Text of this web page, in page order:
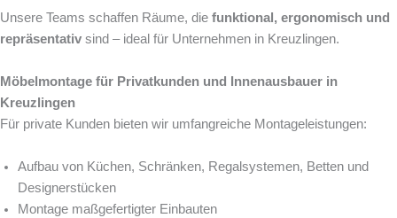
Unsere Teams schaffen Räume, die funktional, ergonomisch und
repräsentativ sind – ideal für Unternehmen in Kreuzlingen.
Möbelmontage für Privatkunden und Innenausbauer in
Kreuzlingen
Für private Kunden bieten wir umfangreiche Montageleistungen:
Aufbau von Küchen, Schränken, Regalsystemen, Betten und
Designerstücken
Montage maßgefertigter Einbauten